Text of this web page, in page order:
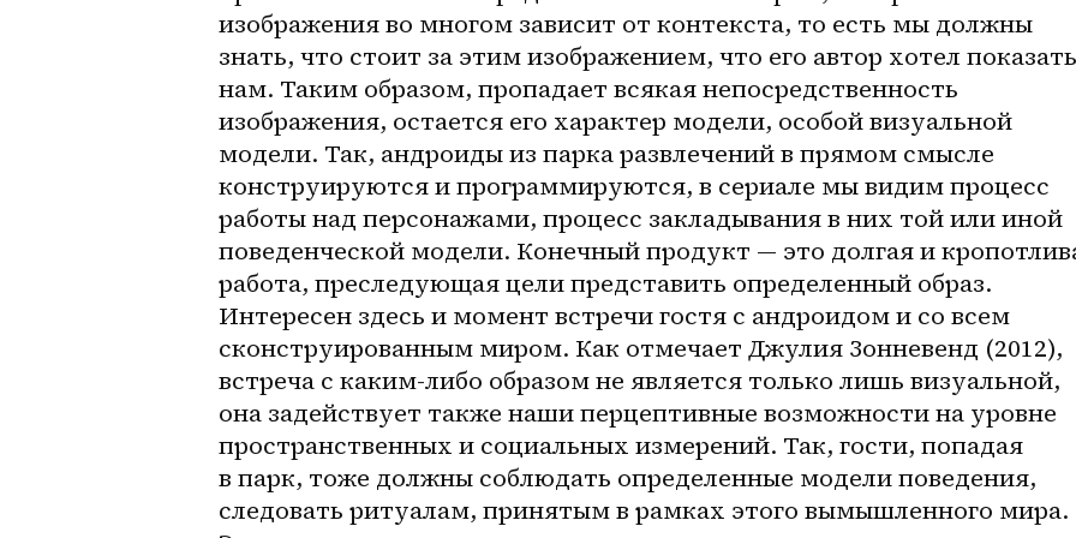
изображения во многом зависит от контекста, то есть мы должны
знать, что стоит за этим изображением, что его автор хотел показать
нам. Таким образом, пропадает всякая непосредственность
изображения, остается его характер модели, особой визуальной
модели. Так, андроиды из парка развлечений в прямом смысле
конструируются и программируются, в сериале мы видим процесс
работы над персонажами, процесс закладывания в них той или иной
поведенческой модели. Конечный продукт — это долгая и
работа, преследующая цели представить определенный образ.
Интересен здесь и момент встречи гостя с андроидом и со всем
сконструированным миром. Как отмечает Джулия Зонневенд (2012),
встреча с каким-либо образом не является только лишь визуальной,
она задействует также наши перцептивные возможности на уровне
пространственных и социальных измерений. Так, гости, попадая
в парк, тоже должны соблюдать определенные модели поведения,
следовать ритуалам, принятым в рамках этого вымышленного мира.